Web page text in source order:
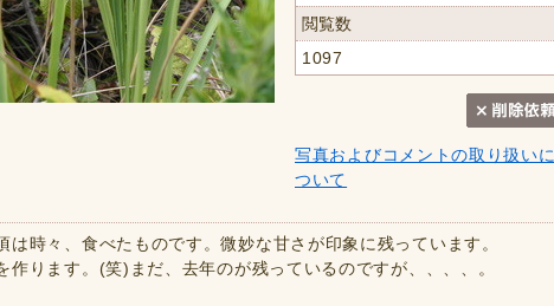
閲覧数
1097
写真およびコメントの取り扱いに
ついて
時々、食べたものです。微妙な甘さが印象に残っています。
ります。(笑)まだ、去年のが残っているのですが、、、、。